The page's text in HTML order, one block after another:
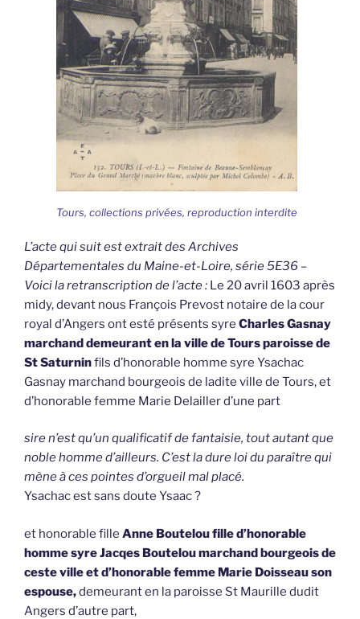
Tours, collections privées, reproduction interdite
L’acte qui suit est extrait des Archives
Départementales du Maine-et-Loire, série 5E36 –
Voici la retranscription de l’acte : Le 20 avril 1603 après
midy, devant nous François Prevost notaire de la cour
royal d’Angers ont esté présents syre Charles Gasnay
marchand demeurant en la ville de Tours paroisse de
St Saturninfils d’honorable homme syre Ysachac
Gasnay marchand bourgeois de ladite ville de Tours, et
d’honorable femme Marie Delailler d’une part
sire n’est qu’un qualificatif de fantaisie, tout autant que
noble homme d’ailleurs. C’est la dure loi du paraître qui
mène à ces pointes d’orgueil mal placé.
Ysachac est sans doute Ysaac ?
et honorable fille Anne Boutelou fille d’honorable
homme syre Jacqes Boutelou marchand bourgeois de
ceste ville et d’honorable femme Marie Doisseau son
espouse,demeurant en la paroisse St Maurille dudit
Angers d’autre part,